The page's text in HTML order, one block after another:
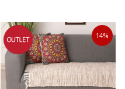
Veličina
70X120 70X160 70X200
Dodaj u korpu
14%